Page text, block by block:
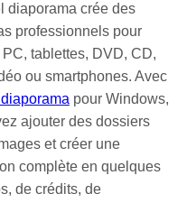
diaporama crée des
professionnels pour
PC, tablettes, DVD, CD,
ou smartphones. Avec
pour Windows,
ajouter des dossiers
et créer une
complète en quelques
de crédits, de